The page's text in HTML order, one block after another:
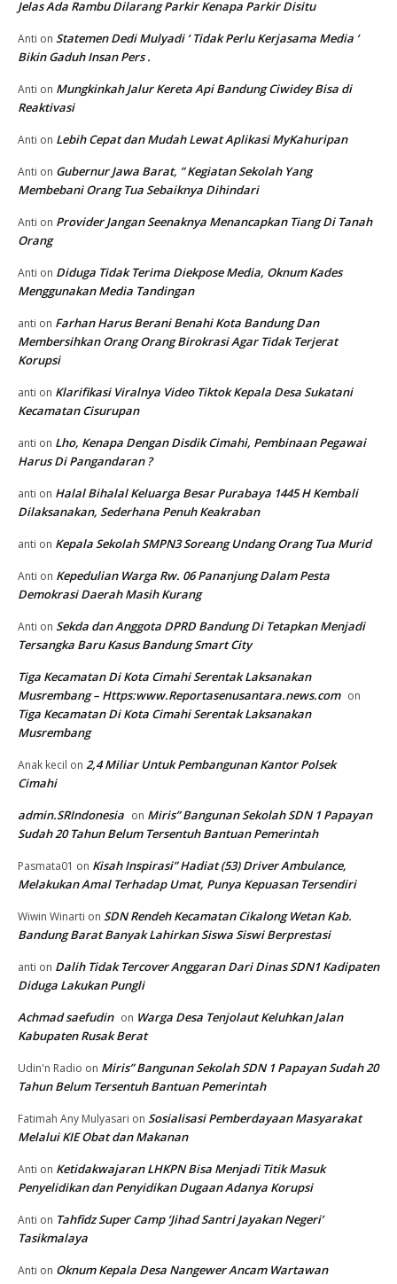
Jelas Ada Rambu Dilarang Parkir Kenapa Parkir Disitu
Anti on Statemen Dedi Mulyadi ‘ Tidak Perlu Kerjasama Media ‘
Bikin Gaduh Insan Pers .
Anti on Mungkinkah Jalur Kereta Api Bandung Ciwidey Bisa di
Reaktivasi
Anti on Lebih Cepat dan Mudah Lewat Aplikasi MyKahuripan
Anti on Gubernur Jawa Barat, ” Kegiatan Sekolah Yang
Membebani Orang Tua Sebaiknya Dihindari
Anti on Provider Jangan Seenaknya Menancapkan Tiang Di Tanah
Orang
Anti on Diduga Tidak Terima Diekpose Media, Oknum Kades
Menggunakan Media Tandingan
anti on Farhan Harus Berani Benahi Kota Bandung Dan
Membersihkan Orang Orang Birokrasi Agar Tidak Terjerat
Korupsi
anti on Klarifikasi Viralnya Video Tiktok Kepala Desa Sukatani
Kecamatan Cisurupan
anti on Lho, Kenapa Dengan Disdik Cimahi, Pembinaan Pegawai
Harus Di Pangandaran ?
anti on Halal Bihalal Keluarga Besar Purabaya 1445 H Kembali
Dilaksanakan, Sederhana Penuh Keakraban
anti on Kepala Sekolah SMPN3 Soreang Undang Orang Tua Murid
Anti on Kepedulian Warga Rw. 06 Pananjung Dalam Pesta
Demokrasi Daerah Masih Kurang
Anti on Sekda dan Anggota DPRD Bandung Di Tetapkan Menjadi
Tersangka Baru Kasus Bandung Smart City
Tiga Kecamatan Di Kota Cimahi Serentak Laksanakan
Musrembang – Https:www.Reportasenusantara.news.com on
Tiga Kecamatan Di Kota Cimahi Serentak Laksanakan
Musrembang
Anak kecil on 2,4 Miliar Untuk Pembangunan Kantor Polsek
Cimahi
admin.SRIndonesia on Miris” Bangunan Sekolah SDN 1 Papayan
Sudah 20 Tahun Belum Tersentuh Bantuan Pemerintah
Pasmata01 on Kisah Inspirasi” Hadiat (53) Driver Ambulance,
Melakukan Amal Terhadap Umat, Punya Kepuasan Tersendiri
Wiwin Winarti on SDN Rendeh Kecamatan Cikalong Wetan Kab.
Bandung Barat Banyak Lahirkan Siswa Siswi Berprestasi
anti on Dalih Tidak Tercover Anggaran Dari Dinas SDN1 Kadipaten
Diduga Lakukan Pungli
Achmad saefudin on Warga Desa Tenjolaut Keluhkan Jalan
Kabupaten Rusak Berat
Udin'n Radio on Miris” Bangunan Sekolah SDN 1 Papayan Sudah 20
Tahun Belum Tersentuh Bantuan Pemerintah
Fatimah Any Mulyasari on Sosialisasi Pemberdayaan Masyarakat
Melalui KIE Obat dan Makanan
Anti on Ketidakwajaran LHKPN Bisa Menjadi Titik Masuk
Penyelidikan dan Penyidikan Dugaan Adanya Korupsi
Anti on Tahfidz Super Camp ‘Jihad Santri Jayakan Negeri’
Tasikmalaya
Anti on Oknum Kepala Desa Nangewer Ancam Wartawan